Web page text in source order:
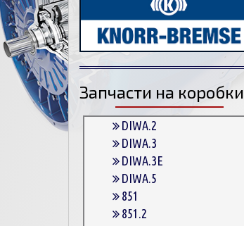
Запчасти на коробки
DIWA.2
DIWA.3
DIWA.3E
DIWA.5
851
851.2